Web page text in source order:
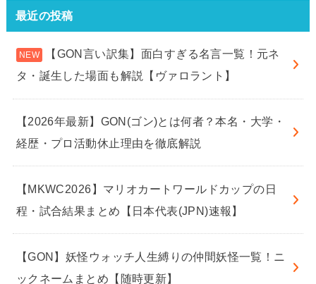
最近の投稿
【GON言い訳集】面白すぎる名言一覧！元ネ
タ・誕生した場面も解説【ヴァロラント】
【2026年最新】GON(ゴン)とは何者？本名・大学・
経歴・プロ活動休止理由を徹底解説
【MKWC2026】マリオカートワールドカップの日
程・試合結果まとめ【日本代表(JPN)速報】
【GON】妖怪ウォッチ人生縛りの仲間妖怪一覧！ニ
ックネームまとめ【随時更新】